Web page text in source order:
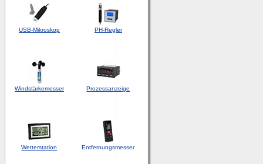
USB-Mikroskop PH-Regler
Windstärkemesser Prozessanzeige
Wetterstation Entfernungsmesser